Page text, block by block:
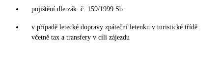
pojištění dle zák. č. 159/1999 Sb.
v případě letecké dopravy zpáteční letenku v turistické třídě
včetně tax a transfery v cíli zájezdu